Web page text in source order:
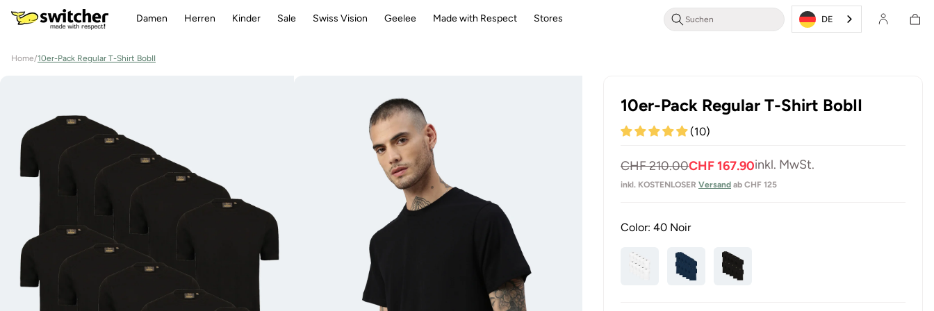
zum
Inhalt
Damen Herren Kinder Sale Swiss Vision Geelee Made with Respect Stores DE Login/Registrieren
Home/10er-Pack Regular T-Shirt BobII
10er-Pack Regular T-Shirt BobII
(10)
Normaler
Preis
CHF 210.00
VerkaufspreisCHF 167.90inkl. MwSt.
inkl. KOSTENLOSER Versand ab CHF 125
Color: 40 Noir